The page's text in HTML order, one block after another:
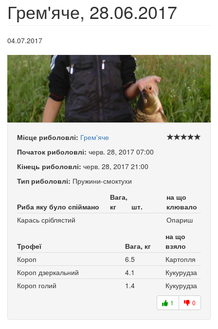
Грем'яче, 28.06.2017
04.07.2017
Місце риболовлі: Грем'яче
Початок риболовлі: черв. 28, 2017 07:00
Кінець риболовлі: черв. 28, 2017 21:00
Тип риболовлі: Пружини-смоктухи
Риба яку було спіймано
Вага,
кг
шт.
на що
клювало
Карась сріблястий
Опариш
Трофеї Вага, кг
на що
взяло
Короп
6.5
Картопля
Короп дзеркальний
4.1
Кукурудза
Короп голий
1.4 Кукурудза
1 0